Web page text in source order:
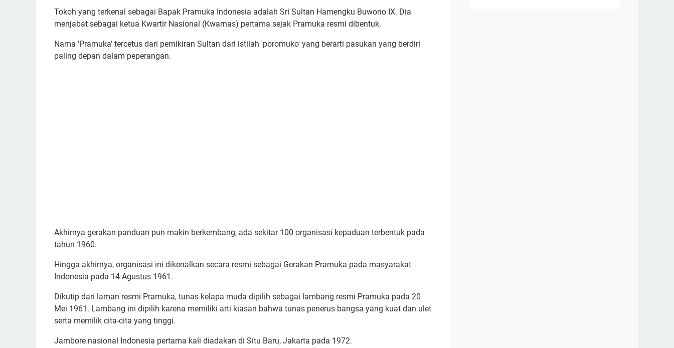
Tokoh yang terkenal sebagai Bapak Pramuka Indonesia adalah Sri Sultan Hamengku Buwono IX. Dia
menjabat sebagai ketua Kwartir Nasional (Kwarnas) pertama sejak Pramuka resmi dibentuk.
Nama 'Pramuka' tercetus dari pemikiran Sultan dari istilah 'poromuko' yang berarti pasukan yang berdiri
paling depan dalam peperangan.
Akhirnya gerakan panduan pun makin berkembang, ada sekitar 100 organisasi kepaduan terbentuk pada
tahun 1960.
Hingga akhirnya, organisasi ini dikenalkan secara resmi sebagai Gerakan Pramuka pada masyarakat
Indonesia pada 14 Agustus 1961.
Dikutip dari laman resmi Pramuka, tunas kelapa muda dipilih sebagai lambang resmi Pramuka pada 20
Mei 1961. Lambang ini dipilih karena memiliki arti kiasan bahwa tunas penerus bangsa yang kuat dan ulet
serta memilik cita-cita yang tinggi.
Jambore nasional Indonesia pertama kali diadakan di Situ Baru, Jakarta pada 1972.